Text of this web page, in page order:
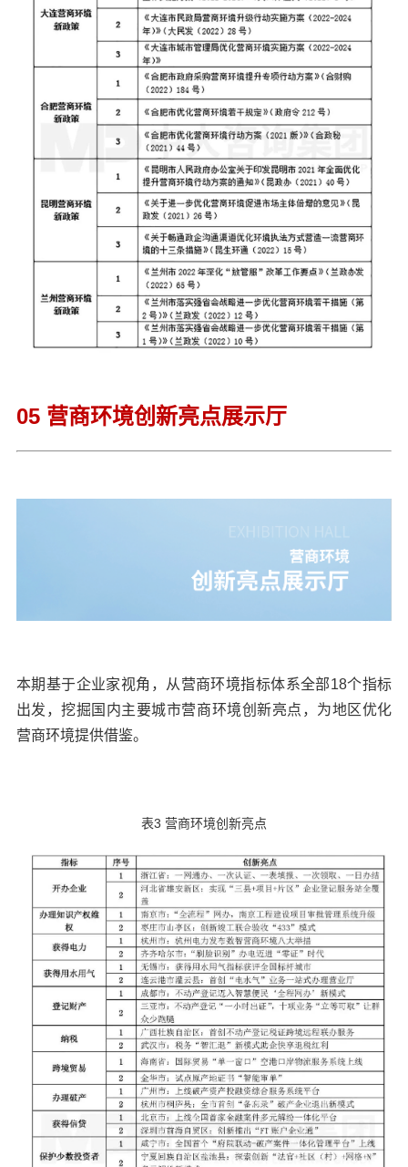
05 营商环境创新亮点展示厅
本期基于企业家视角，从营商环境指标体系全部18个指标
出发，挖掘国内主要城市营商环境创新亮点，为地区优化
营商环境提供借鉴。
表3 营商环境创新亮点